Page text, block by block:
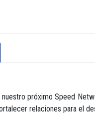
nuestro próximo Speed
relaciones para el